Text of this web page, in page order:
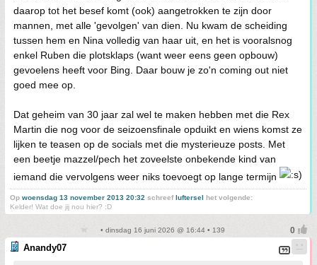
daarop tot het besef komt (ook) aangetrokken te zijn door
mannen, met alle 'gevolgen' van dien. Nu kwam de scheiding
tussen hem en Nina volledig van haar uit, en het is vooralsnog
enkel Ruben die plotsklaps (want weer eens geen opbouw)
gevoelens heeft voor Bing. Daar bouw je zo'n coming out niet
goed mee op.
Dat geheim van 30 jaar zal wel te maken hebben met die Rex
Martin die nog voor de seizoensfinale opduikt en wiens komst ze
lijken te teasen op de socials met die mysterieuze posts. Met
een beetje mazzel/pech het zoveelste onbekende kind van
iemand die vervolgens weer niks toevoegt op lange termijn
Op woensdag 13 november 2013 20:32 schreefluftersel het volgende:
Kelder! Wat doe jij nou hier? :D
• dinsdag 16 juni 2026 @ 16:44 • 139
Anandy07